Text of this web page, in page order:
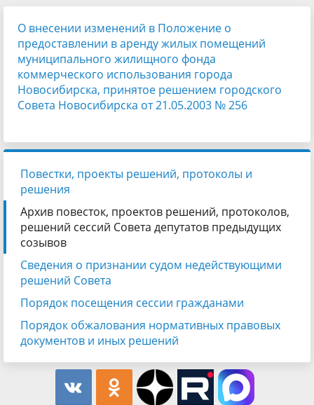
О внесении изменений в Положение о
предоставлении в аренду жилых помещений
муниципального жилищного фонда
коммерческого использования города
Новосибирска, принятое решением городского
Совета Новосибирска от 21.05.2003 № 256
Повестки, проекты решений, протоколы и
решения
Архив повесток, проектов решений, протоколов,
решений сессий Совета депутатов предыдущих
созывов
Сведения о признании судом недействующими
решений Совета
Порядок посещения сессии гражданами
Порядок обжалования нормативных правовых
документов и иных решений